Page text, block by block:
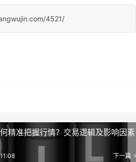
4521/
精准把握行情？交易逻辑及影响因素
下一篇